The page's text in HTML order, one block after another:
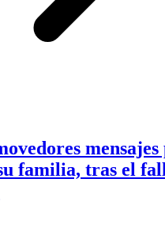
familia, tras el